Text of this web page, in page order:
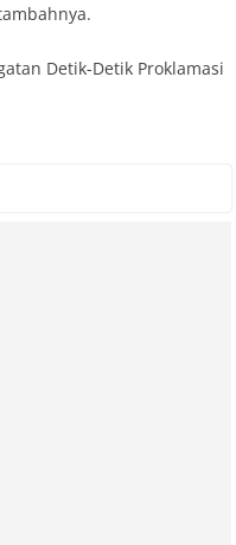
Detik-Detik Proklamasi